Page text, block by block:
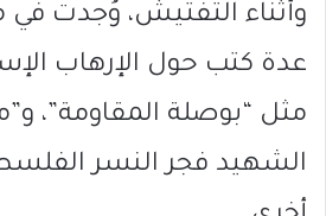
وأثناء التفتيش، وُجدت في
عدة كتب حول الإرهاب
مثل “بوصلة المقاومة”،
الشهيد فجر النسر